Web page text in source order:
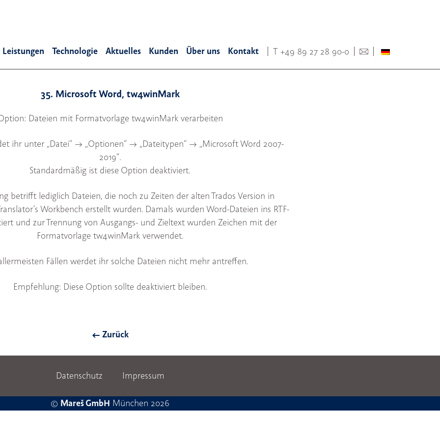
Leistungen Technologie Aktuelles Kunden Über uns Kontakt T +49 89 27 28 90-0
35. Microsoft Word, tw4winMark
Dateien mit Formatvorlage tw4winMark verarbeiten
ihr unter „Datei“ --> „Optionen“ --> „Dateitypen“ --> „Microsoft Word 2007-
2019“.
Standardmäßig ist diese Option deaktiviert.
betrifft lediglich Dateien, die noch zu Zeiten der alten Trados Version in
Workbench erstellt wurden. Damals wurden Word-Dateien ins RTF-
und zur Trennung von Ausgangs- und Zieltext wurden Zeichen mit der
Formatvorlage tw4winMark verwendet.
Fällen werdet ihr solche Dateien nicht mehr antreffen.
Empfehlung: Diese Option sollte deaktiviert bleiben.
Zurück
Datenschutz Impressum
© Mareš GmbH München 2026